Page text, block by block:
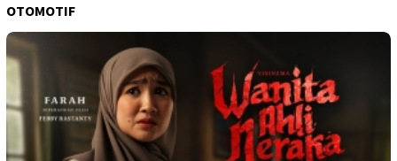
OTOMOTIF